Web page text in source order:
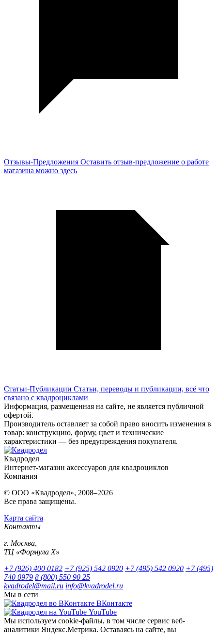
Отзывы-Предложения Оставить отзыв-предложение о работе
магазина можно здесь
Статьи-Публикации Статьи, переводы и публикации, всё что
связано с квадроциклами
Информация, размещенная на сайте, не является публичной
офертой.
Производитель оставляет за собой право вносить изменения в
товар: конструкцию, форму, цвет и технические
характеристики — без предупреждения покупателя.
Квадродел
Интернет-магазин аксессуаров для квадроциклов
Компания
© ООО «Квадродел», 2008–2026
Все права защищены.
Карта сайта
Контакты
г. Москва,
ТЦ «Формула Х»
+7 (926) 400 0182 +7 (925) 542 0920 +7 (495) 542 0920 +7 (495)
740 0979 8 (800) 550 90 25
kvadrodel@mail.ru info@kvadrodel.ru
Мы в сети
ВКонтакте
YouTube
Мы используем cookie-файлы, в том числе сервис веб-
аналитики Яндекс.Метрика. Оставаясь на сайте, вы